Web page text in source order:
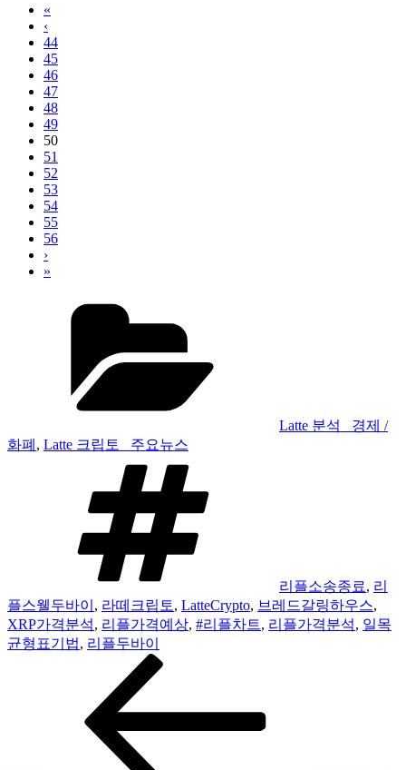
«
‹
44
45
46
47
48
49
50
51
52
53
54
55
56
›
»
Latte 분석 _경제 /
화폐 , Latte 크립토 _주요뉴스
리플소송종료, 리
플스웰두바이 , 라떼크립토, LatteCrypto, 브레드갈링하우스,
XRP가격분석, 리플가격예상, #리플차트, 리플가격분석, 일목
균형표기법, 리플두바이